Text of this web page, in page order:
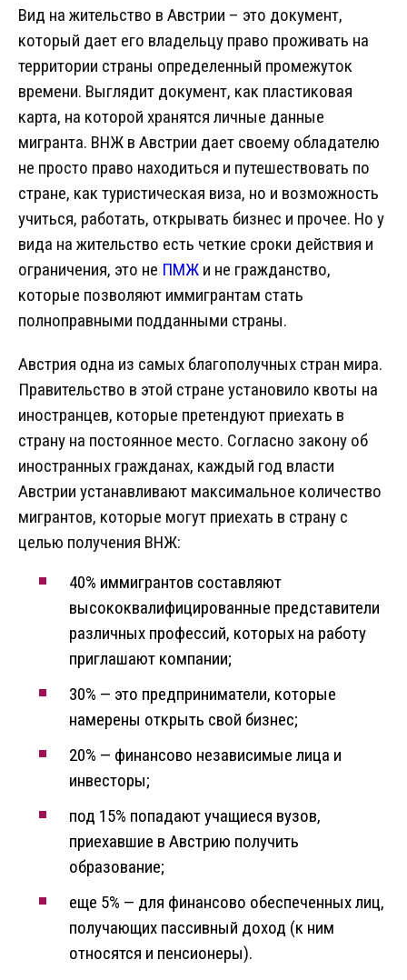
Вид на жительство в Австрии – это документ,
который дает его владельцу право проживать на
территории страны определенный промежуток
времени. Выглядит документ, как пластиковая
карта, на которой хранятся личные данные
мигранта. ВНЖ в Австрии дает своему обладателю
не просто право находиться и путешествовать по
стране, как туристическая виза, но и возможность
учиться, работать, открывать бизнес и прочее. Но у
вида на жительство есть четкие сроки действия и
ограничения, это не ПМЖ и не гражданство,
которые позволяют иммигрантам стать
полноправными подданными страны.
Австрия одна из самых благополучных стран мира.
Правительство в этой стране установило квоты на
иностранцев, которые претендуют приехать в
страну на постоянное место. Согласно закону об
иностранных гражданах, каждый год власти
Австрии устанавливают максимальное количество
мигрантов, которые могут приехать в страну с
целью получения ВНЖ:
40% иммигрантов составляют
высококвалифицированные представители
различных профессий, которых на работу
приглашают компании;
30% — это предприниматели, которые
намерены открыть свой бизнес;
20% — финансово независимые лица и
инвесторы;
под 15% попадают учащиеся вузов,
приехавшие в Австрию получить
образование;
еще 5% — для финансово обеспеченных лиц,
получающих пассивный доход (к ним
относятся и пенсионеры).